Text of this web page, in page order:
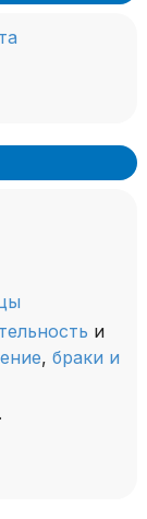
и
, браки и
.